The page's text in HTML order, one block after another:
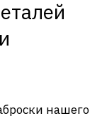
нашего